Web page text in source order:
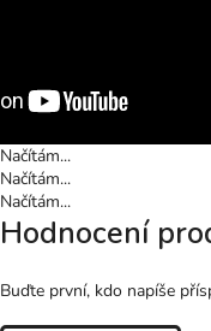
Načítám...
Načítám...
Načítám...
Hodnocení
Buďte první, kdo napíše